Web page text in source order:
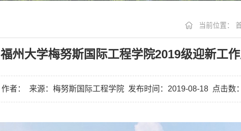
当前位置：
福州大学梅努斯国际工程学院2019级迎新工
作者： 来源：梅努斯国际工程学院 发布时间：2019-08-18 点击数：